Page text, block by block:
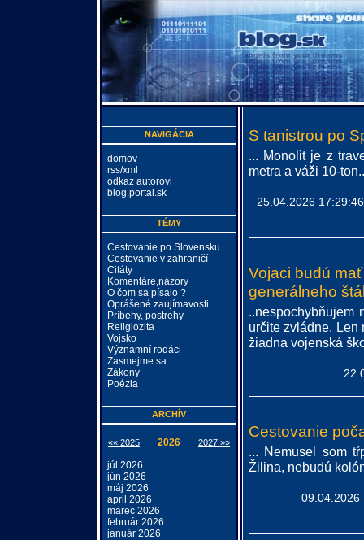
S tanistrou po
... Monolit je z
metra a váži 10-
25.04.2026 17:29:46
Vojaci budú
generálneho
..nespochybňujem
určite zvládne.
žiadna vojenská
Cestovanie
... Nemusel som
Žilina, nebudú
09.04.2026
NAVIGÁCIA
domov
rss/xml
odkaz autorovi
blog.portal.sk
TÉMY
Cestovanie po Slovensku
Cestovanie v zahraničí
Citáty
Komentáre,názory
O čom sa písalo ?
Oprášené zaujímavosti
Príbehy, postrehy
Religiozita
Vojsko
Významní rodáci
Zasmejme sa
Zákony
Poézia
ARCHÍV
«« 2025 2026 2027 »»
júl 2026
jún 2026
máj 2026
april 2026
marec 2026
február 2026
január 2026